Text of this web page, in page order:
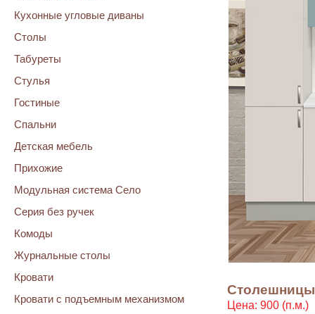
Кухонные угловые диваны
Столы
Табуреты
Стулья
Гостиные
Спальни
Детская мебель
Прихожие
Модульная система Село
Серия без ручек
Комоды
Журнальные столы
Кровати
Кровати с подъемным механизмом
Цена: 900 (п.м.)